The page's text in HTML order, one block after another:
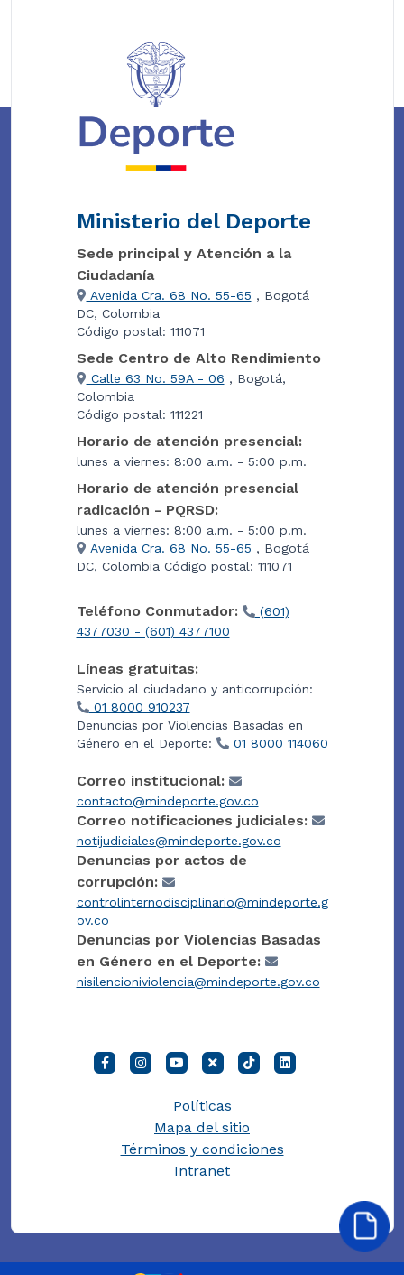
Ministerio del Deporte
Sede principal y Atención a la
Ciudadanía
Avenida Cra. 68 No. 55-65 , Bogotá
DC, Colombia
Código postal: 111071
Sede Centro de Alto Rendimiento
Calle 63 No. 59A - 06 , Bogotá,
Colombia
Código postal: 111221
Horario de atención presencial:
lunes a viernes: 8:00 a.m. - 5:00 p.m.
Horario de atención presencial
radicación - PQRSD:
lunes a viernes: 8:00 a.m. - 5:00 p.m.
Avenida Cra. 68 No. 55-65 , Bogotá
DC, Colombia Código postal: 111071
Teléfono Conmutador:
(601)
4377030 - (601) 4377100
Líneas gratuitas:
Servicio al ciudadano y anticorrupción:
01 8000 910237
Denuncias por Violencias Basadas en
Género en el Deporte:
01 8000 114060
Correo institucional:
contacto@mindeporte.gov.co
Correo notificaciones judiciales:
notijudiciales@mindeporte.gov.co
Denuncias por actos de
corrupción:
controlinternodisciplinario@mindeporte.g
ov.co
Denuncias por Violencias Basadas
en Género en el Deporte:
nisilencioniviolencia@mindeporte.gov.co
Políticas
Mapa del sitio
Términos y condiciones
Intranet